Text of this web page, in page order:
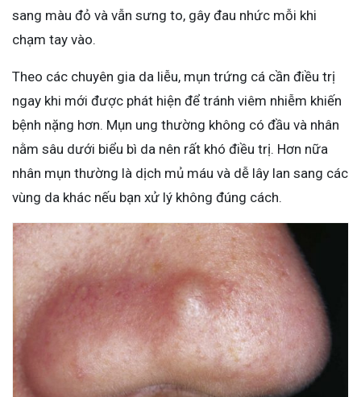
sang màu đỏ và vẫn sưng to, gây đau nhức mỗi khi
chạm tay vào.
Theo các chuyên gia da liễu, mụn trứng cá cần điều trị
ngay khi mới được phát hiện để tránh viêm nhiễm khiến
bệnh nặng hơn. Mụn ung thường không có đầu và nhân
nằm sâu dưới biểu bì da nên rất khó điều trị. Hơn nữa
nhân mụn thường là dịch mủ máu và dễ lây lan sang các
vùng da khác nếu bạn xử lý không đúng cách.